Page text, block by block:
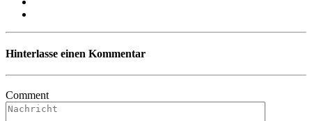
Hinterlasse einen Kommentar
Comment